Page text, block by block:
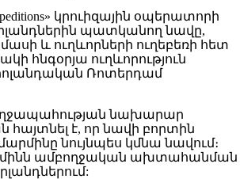
կրուիզային օպերատորի
պատկանող նավը,
և ուղևորների ուղեբեռի հետ
հնգօրյա ուղևորություն
Ռոտերդամ
նախարար
է, որ նավի բորտին
նույնպես կմնա նավում։
ամբողջական ախտահանման